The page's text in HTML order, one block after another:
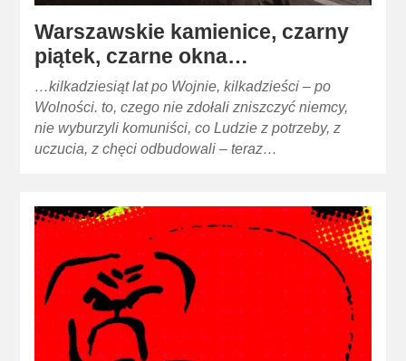
Warszawskie kamienice, czarny
piątek, czarne okna…
…kilkadziesiąt lat po Wojnie, kilkadzieści – po
Wolności. to, czego nie zdołali zniszczyć niemcy,
nie wyburzyli komuniści, co Ludzie z potrzeby, z
uczucia, z chęci odbudowali – teraz…